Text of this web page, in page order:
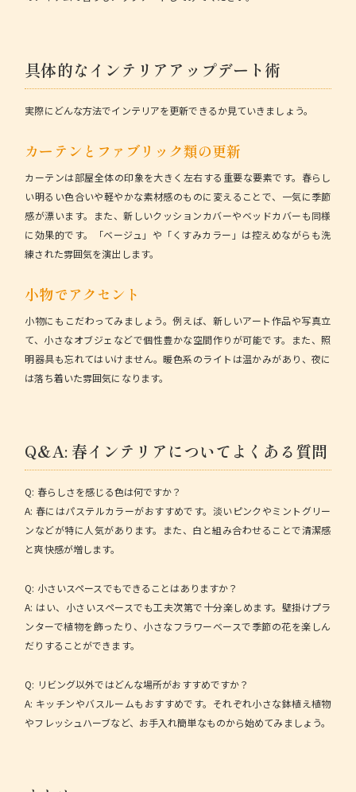
具体的なインテリアアップデート術
実際にどんな方法でインテリアを更新できるか見ていきましょう。
カーテンとファブリック類の更新
カーテンは部屋全体の印象を大きく左右する重要な要素です。春らし
い明るい色合いや軽やかな素材感のものに変えることで、一気に季節
感が漂います。また、新しいクッションカバーやベッドカバーも同様
に効果的です。「ベージュ」や「くすみカラー」は控えめながらも洗
練された雰囲気を演出します。
小物でアクセント
小物にもこだわってみましょう。例えば、新しいアート作品や写真立
て、小さなオブジェなどで個性豊かな空間作りが可能です。また、照
明器具も忘れてはいけません。暖色系のライトは温かみがあり、夜に
は落ち着いた雰囲気になります。
Q&A: 春インテリアについてよくある質問
Q: 春らしさを感じる色は何ですか？
A: 春にはパステルカラーがおすすめです。淡いピンクやミントグリー
ンなどが特に人気があります。また、白と組み合わせることで清潔感
と爽快感が増します。
Q: 小さいスペースでもできることはありますか？
A: はい、小さいスペースでも工夫次第で十分楽しめます。壁掛けプラ
ンターで植物を飾ったり、小さなフラワーベースで季節の花を楽しん
だりすることができます。
Q: リビング以外ではどんな場所がおすすめですか？
A: キッチンやバスルームもおすすめです。それぞれ小さな鉢植え植物
やフレッシュハーブなど、お手入れ簡単なものから始めてみましょう。